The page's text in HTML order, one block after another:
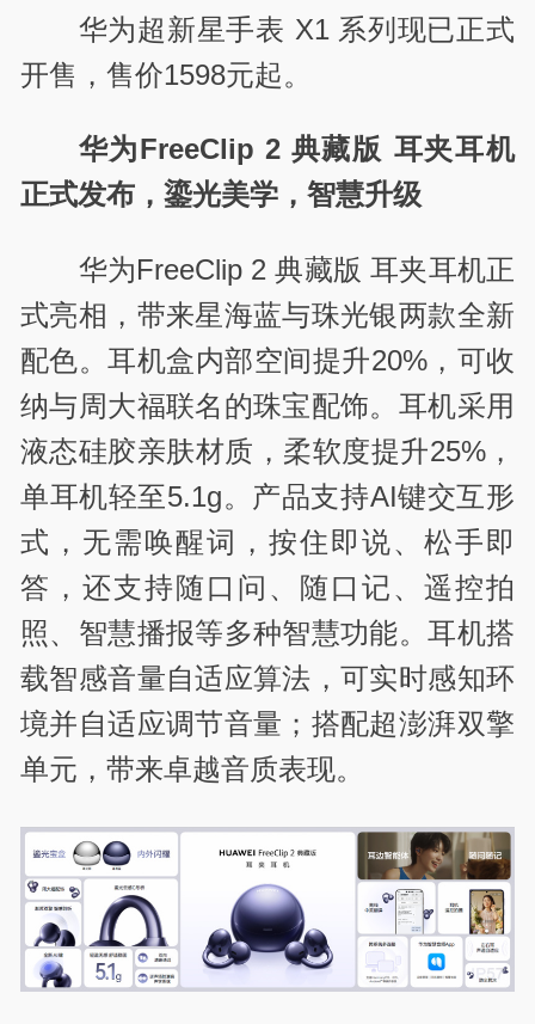
华为超新星手表 X1 系列现已正式
开售，售价1598元起。
华为FreeClip 2 典藏版 耳夹耳机
正式发布，鎏光美学，智慧升级
华为FreeClip 2 典藏版 耳夹耳机正
式亮相，带来星海蓝与珠光银两款全新
配色。耳机盒内部空间提升20%，可收
纳与周大福联名的珠宝配饰。耳机采用
液态硅胶亲肤材质，柔软度提升25%，
单耳机轻至5.1g。产品支持AI键交互形
式，无需唤醒词，按住即说、松手即
答，还支持随口问、随口记、遥控拍
照、智慧播报等多种智慧功能。耳机搭
载智感音量自适应算法，可实时感知环
境并自适应调节音量；搭配超澎湃双擎
单元，带来卓越音质表现。